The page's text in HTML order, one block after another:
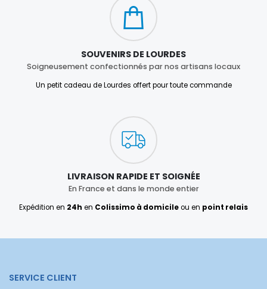
SOUVENIRS DE LOURDES
Soigneusement confectionnés par nos artisans locaux
Un petit cadeau de Lourdes offert pour toute commande
LIVRAISON RAPIDE ET SOIGNÉE
En France et dans le monde entier
Expédition en 24h en Colissimo à domicileou en point relais
SERVICE CLIENT